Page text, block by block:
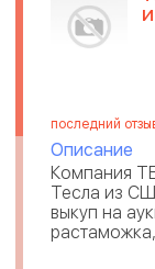
последний
Описание
Компания
Тесла из
выкуп на